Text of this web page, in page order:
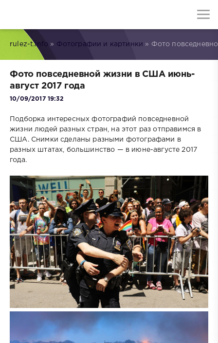
rulez-t.info » Фотографии и картинки » Фото
Фото повседневной жизни в США июнь-
август 2017 года
10/09/2017 19:32
Подборка интересных фотографий повседневной
жизни людей разных стран, на этот раз отправимся в
США. Снимки сделаны разными фотографами в
разных штатах, большинство — в июне-августе 2017
года.